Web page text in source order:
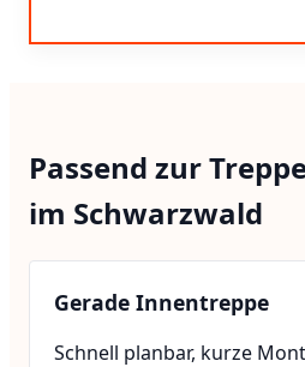
Passend zur
im Schwarzwald
Gerade Innentreppe
Schnell planbar, kurze